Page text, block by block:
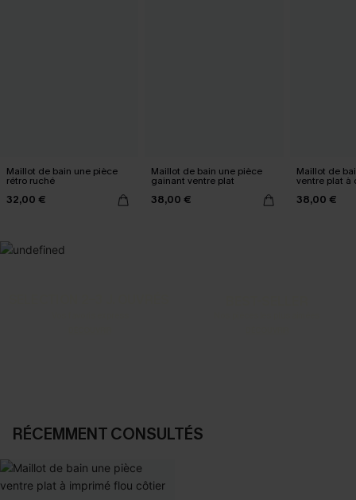
Maillot de bain une pièce
rétro ruché
32,00 €
Maillot de bain une pièce
gainant ventre plat
38,00 €
Maillot de
ventre plat à
38,00 €
RÉCEMMENT CONSULTÉS